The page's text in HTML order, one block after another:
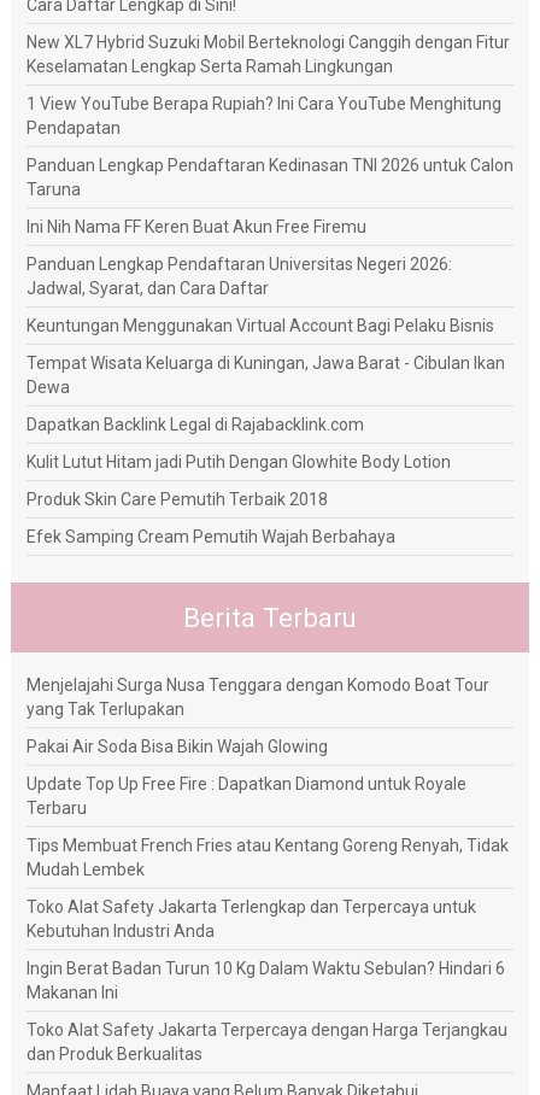
Cara Daftar Lengkap di Sini!
New XL7 Hybrid Suzuki Mobil Berteknologi Canggih dengan Fitur
Keselamatan Lengkap Serta Ramah Lingkungan
1 View YouTube Berapa Rupiah? Ini Cara YouTube Menghitung
Pendapatan
Panduan Lengkap Pendaftaran Kedinasan TNI 2026 untuk Calon
Taruna
Ini Nih Nama FF Keren Buat Akun Free Firemu
Panduan Lengkap Pendaftaran Universitas Negeri 2026:
Jadwal, Syarat, dan Cara Daftar
Keuntungan Menggunakan Virtual Account Bagi Pelaku Bisnis
Tempat Wisata Keluarga di Kuningan, Jawa Barat - Cibulan Ikan
Dewa
Dapatkan Backlink Legal di Rajabacklink.com
Kulit Lutut Hitam jadi Putih Dengan Glowhite Body Lotion
Produk Skin Care Pemutih Terbaik 2018
Efek Samping Cream Pemutih Wajah Berbahaya
Berita Terbaru
Menjelajahi Surga Nusa Tenggara dengan Komodo Boat Tour
yang Tak Terlupakan
Pakai Air Soda Bisa Bikin Wajah Glowing
Update Top Up Free Fire : Dapatkan Diamond untuk Royale
Terbaru
Tips Membuat French Fries atau Kentang Goreng Renyah, Tidak
Mudah Lembek
Toko Alat Safety Jakarta Terlengkap dan Terpercaya untuk
Kebutuhan Industri Anda
Ingin Berat Badan Turun 10 Kg Dalam Waktu Sebulan? Hindari 6
Makanan Ini
Toko Alat Safety Jakarta Terpercaya dengan Harga Terjangkau
dan Produk Berkualitas